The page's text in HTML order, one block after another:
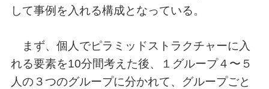
して事例を入れる構成となっている。
まず、個人でピラミッドストラクチャーに入
れる要素を10分間考えた後、１グループ４〜５
人の３つのグループに分かれて、グループごと